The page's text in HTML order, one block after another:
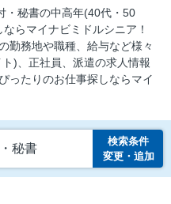
・秘書の中⾼年(40代・50
らマイナビミドルシニア！
勤務地や職種、給与など様々
)、正社員、派遣の求人情報
ったりのお仕事探しならマイ
秘書
検索条件
変更・追加